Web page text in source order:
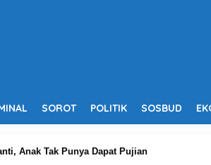
SOROT POLITIK SOSBUD
Anak Tak Punya Dapat Pujian